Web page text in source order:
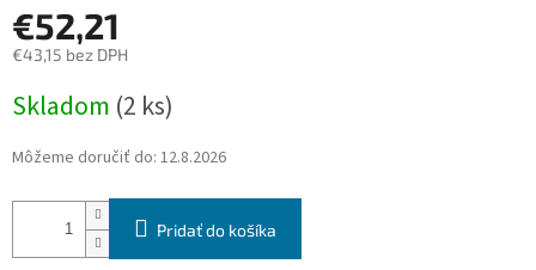
€52,21
€43,15 bez DPH
cena:
Skladom (2 ks)
Môžeme doručiť do: 12.8.2026
Pridať do košíka